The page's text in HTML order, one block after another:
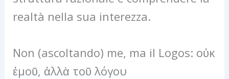
realtà nella sua interezza.
Non (ascoltando) me, ma il Logos: οὐκ
ἐμοῦ, ἀλλὰ τοῦ λόγου